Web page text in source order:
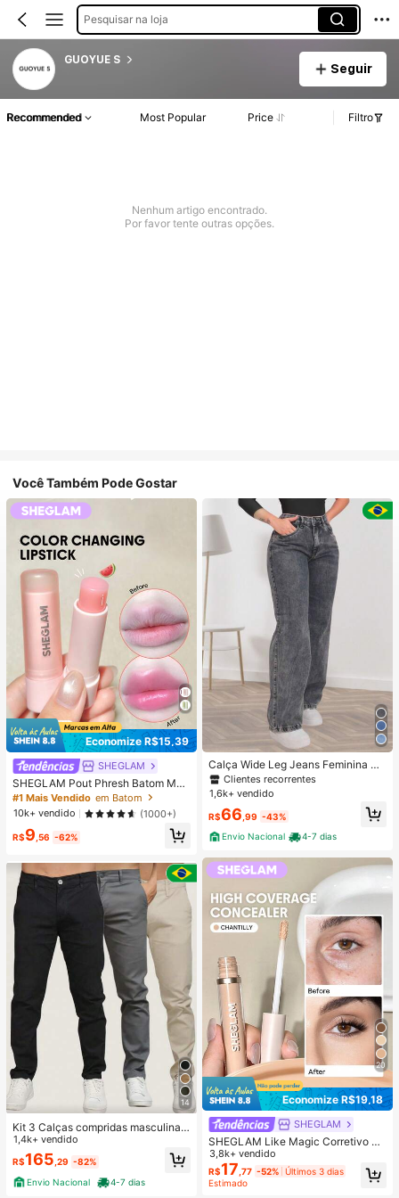
Pesquisar na loja
GUOYUE S
Seguir
Recommended Most Popular Price Filtro
Nenhum artigo encontrado.
Por favor tente outras opções.
Você Também Pode Gostar
Economize R$15,39
SHEGLAM
SHEGLAM Pout Phresh Batom Mud
a De Cor-Watermelon Lip Combo M
arca De Beleza CosméTicos Maqui
agem Para Mulheres E Meninas
#1 Mais Vendido em Batom
10k+ vendido
(1000+)
R$9,56 -62%
14
Kit 3 Calças compridas masculinas
em malha canelada com botões e b
olsos. Tecido levemente elástico pa
ra maior conforto e estilo.
1,4k+ vendido
R$165 ,29 -82%
Envio Nacional
4-7 dias
Calça Wide Leg Jeans Feminina De
nim Levanta Bumbum Cós Alto teci
do grosso Premium Lavagem Clara
ou Grafite Perna Larga Marmorizad
a
Clientes recorrentes
1,6k+ vendido
R$66 ,99 -43%
Envio Nacional
4-7 dias
20
Economize R$19,18
SHEGLAM
SHEGLAM Like Magic Corretivo Alt
a Cobertura 12H-Chantilly Marca D
e Beleza CosméTicos Maquiagem
Para Mulheres E Meninas
3,8k+ vendido
R$17 ,77 -52% Últimos 3 dias
Estimado